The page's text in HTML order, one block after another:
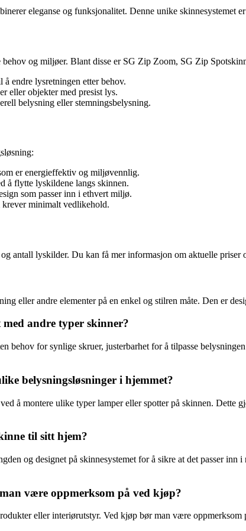
eleganse og funksjonalitet. Denne unike skinnesystemet
og miljøer. Blant disse er SG Zip Zoom, SG Zip
endre lysretningen etter behov.
eller objekter med presist lys.
belysning eller stemningsbelysning.
er energieffektiv og miljøvennlig.
å flytte lyskildene langs skinnen.
som passer inn i ethvert miljø.
minimalt vedlikehold.
antall lyskilder. Du kan få mer informasjon om aktuelle
eller andre elementer på en enkel og stilren måte. Den er
andre typer skinner?
behov for synlige skruer, justerbarhet for å tilpasse
belysningsløsninger i hjemmet?
å montere ulike typer lamper eller spotter på skinnen. Dette
til sitt hjem?
og designet på skinnesystemet for å sikre at det passer
være oppmerksom på ved kjøp?
eller interiørutstyr. Ved kjøp bør man være